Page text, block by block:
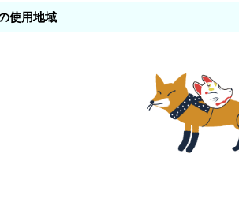
使用地域